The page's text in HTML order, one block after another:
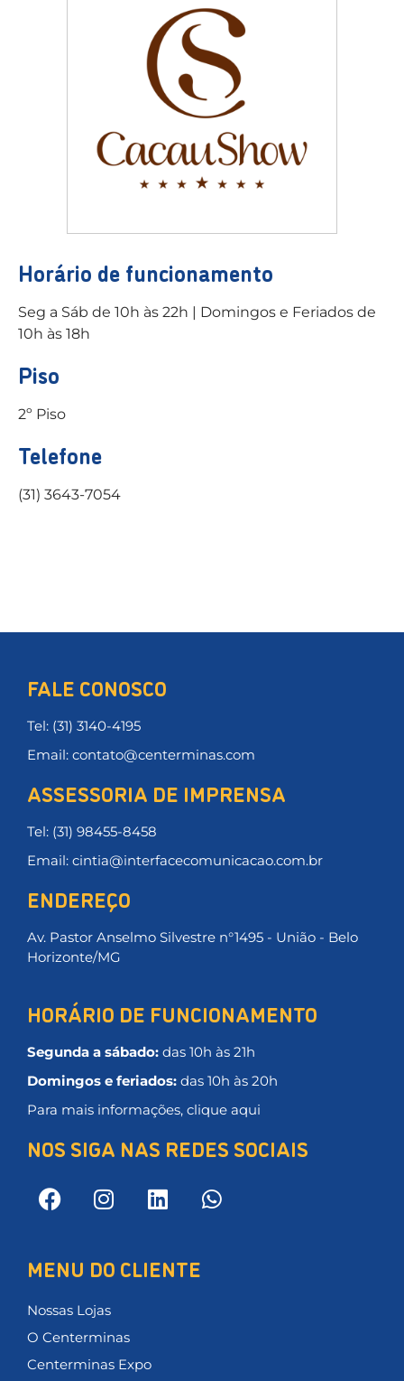
Horário de funcionamento
Seg a Sáb de 10h às 22h | Domingos e Feriados de
10h às 18h
Piso
2º Piso
Telefone
(31) 3643-7054
FALE CONOSCO
Tel: (31) 3140-4195
Email: contato@centerminas.com
ASSESSORIA DE IMPRENSA
Tel: (31) 98455-8458
Email: cintia@interfacecomunicacao.com.br
ENDEREÇO
Av. Pastor Anselmo Silvestre n°1495 - União - Belo
Horizonte/MG
HORÁRIO DE FUNCIONAMENTO
Segunda a sábado: das 10h às 21h
Domingos e feriados: das 10h às 20h
Para mais informações, clique aqui
NOS SIGA NAS REDES SOCIAIS
MENU DO CLIENTE
Nossas Lojas
O Centerminas
Centerminas Expo